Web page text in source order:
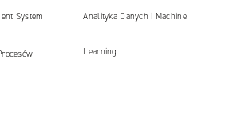
System Analityka Danych i Machine
Learning